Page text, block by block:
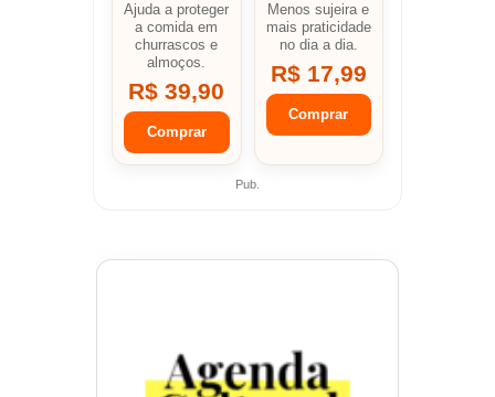
Ajuda a proteger
a comida em
churrascos e
almoços.
R$ 39,90
Comprar
Menos sujeira e
mais praticidade
no dia a dia.
R$ 17,99
Comprar
Pub.